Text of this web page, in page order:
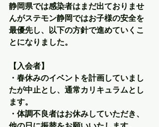
静岡県では感染者はまだ出ておりませ
んがステモン静岡ではお子様の安全を
最優先し、以下の方針で進めていくこ
とになりました。
【入会者】
・春休みのイベントを計画していまし
たが中止とし、通常カリキュラムとし
ます。
・体調不良者はお休みしていただき、